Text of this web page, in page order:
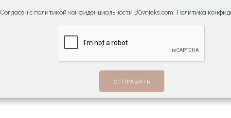
Согласен с политикой конфиденциальности Būvnieks.com. Политика